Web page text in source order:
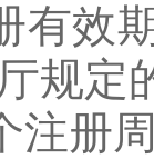
有效
规定
注册